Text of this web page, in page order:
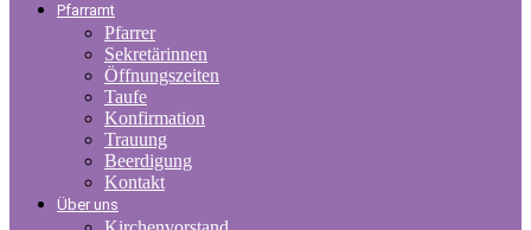
Pfarramt
Pfarrer
Sekretärinnen
Öffnungszeiten
Taufe
Konfirmation
Trauung
Beerdigung
Kontakt
Über uns